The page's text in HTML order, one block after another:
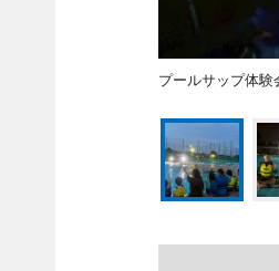
プールサップ体